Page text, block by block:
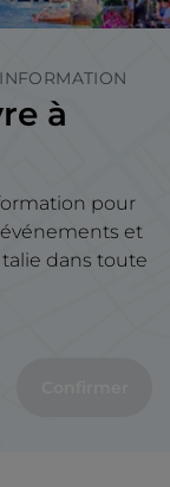
à
pour
et
dans toute